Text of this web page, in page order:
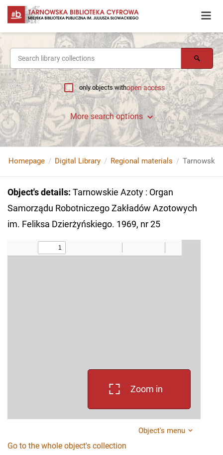
only objects withopen access
More search options
Homepage Digital Library Regional materials
Object's details: Tarnowskie Azoty : Organ
Samorządu Robotniczego Zakładów Azotowych
im. Feliksa Dzierżyńskiego. 1969, nr 25
Zoom in
Object's menu
Go to the whole object's collection